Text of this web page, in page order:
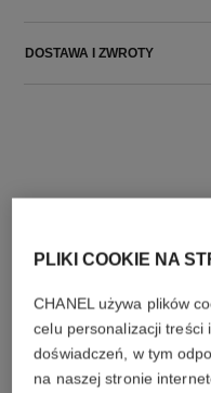
DOSTAWA I ZWROTY
PLIKI COOKIE NA
CHANEL używa plików
celu personalizacji treści
doświadczeń, w tym
na naszej stronie